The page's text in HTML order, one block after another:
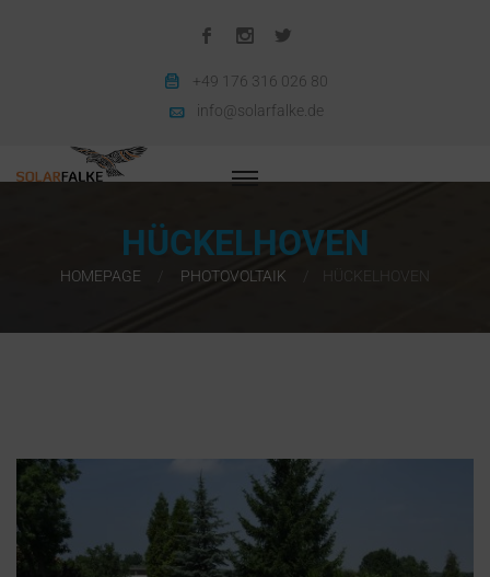
+49 176 316 026 80
info@solarfalke.de
HÜCKELHOVEN
HOMEPAGE PHOTOVOLTAIK HÜCKELHOVEN